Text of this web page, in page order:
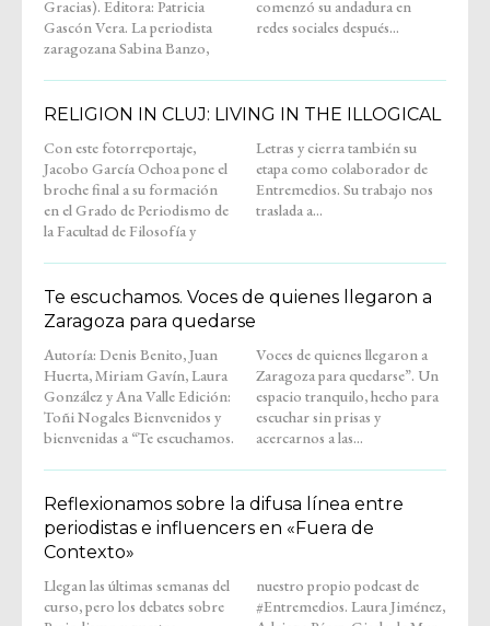
Gracias). Editora: Patricia
Gascón Vera. La periodista
zaragozana Sabina Banzo,
comenzó su andadura en
redes sociales después...
RELIGION IN CLUJ: LIVING IN THE ILLOGICAL
Con este fotorreportaje,
Jacobo García Ochoa pone el
broche final a su formación
en el Grado de Periodismo de
la Facultad de Filosofía y
Letras y cierra también su
etapa como colaborador de
Entremedios. Su trabajo nos
traslada a...
Te escuchamos. Voces de quienes llegaron a
Zaragoza para quedarse
Autoría: Denis Benito, Juan
Huerta, Miriam Gavín, Laura
González y Ana Valle Edición:
Toñi Nogales Bienvenidos y
bienvenidas a “Te escuchamos.
Voces de quienes llegaron a
Zaragoza para quedarse”. Un
espacio tranquilo, hecho para
escuchar sin prisas y
acercarnos a las...
Reflexionamos sobre la difusa línea entre
periodistas e influencers en «Fuera de
Contexto»
Llegan las últimas semanas del
curso, pero los debates sobre
nuestro propio podcast de
#Entremedios. Laura Jiménez,